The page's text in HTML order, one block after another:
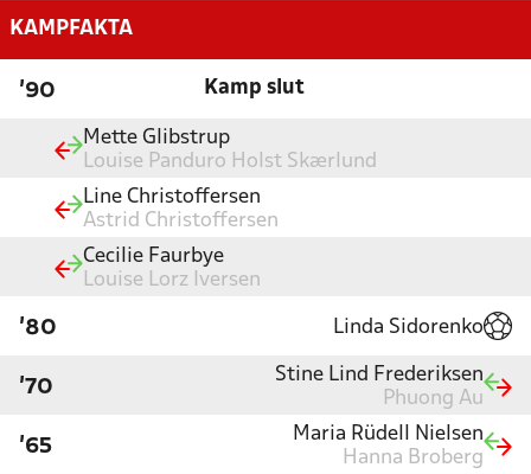
KAMPFAKTA
'90 Kamp slut
Mette Glibstrup
Louise Panduro Holst Skærlund
Line Christoffersen
Astrid Christoffersen
Cecilie Faurbye
Louise Lorz Iversen
'80 Linda Sidorenko
'70
Stine Lind Frederiksen
Phuong Au
'65
Maria Rüdell Nielsen
Hanna Broberg